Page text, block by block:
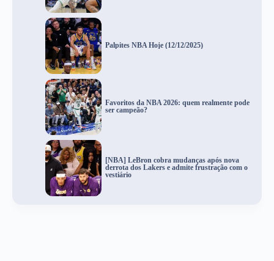
Palpites NBA Hoje (12/12/2025)
Favoritos da NBA 2026: quem realmente pode
ser campeão?
[NBA] LeBron cobra mudanças após nova
derrota dos Lakers e admite frustração com o
vestiário